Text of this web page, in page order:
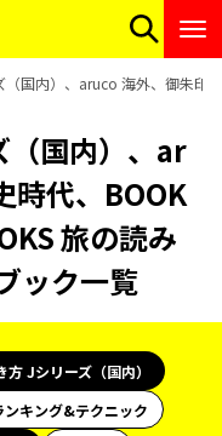
国内）、aruco 海外、御朱印
（国内）、ar
時代、BOOK
旅の読み
ック一覧
方 Jシリーズ（国内）
ンキング&テクニック